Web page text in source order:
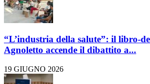
“L’industria della salute”: il libro-
Agnoletto accende il dibattito a...
19 GIUGNO 2026